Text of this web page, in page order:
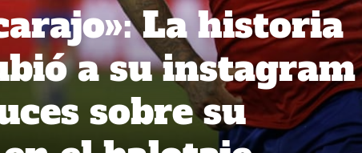
La historia
a su
sobre su